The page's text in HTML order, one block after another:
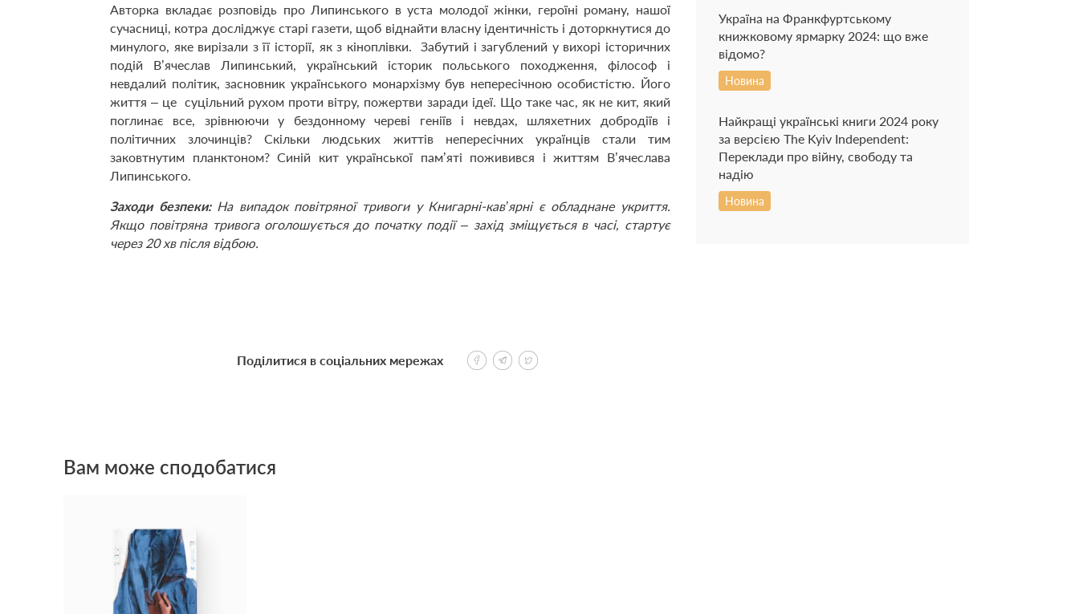
Авторка вкладає розповідь про Липинського в уста молодої жінки, героїні роману, нашої
сучасниці, котра досліджує старі газети, щоб віднайти власну ідентичність і доторкнутися до
минулого, яке вирізали з її історії, як з кіноплівки. Забутий і загублений у вихорі історичних
подій В’ячеслав Липинський, український історик польського походження, філософ і
невдалий політик, засновник українського монархізму був непересічною особистістю. Його
життя – це суцільний рухом проти вітру, пожертви заради ідеї. Що таке час, як не кит, який
поглинає все, зрівнюючи у бездонному череві геніїв і невдах, шляхетних добродіїв і
політичних злочинців? Скільки людських життів непересічних українців стали тим
заковтнутим планктоном? Синій кит української пам’яті поживився і життям В’ячеслава
Липинського.
Заходи безпеки: На випадок повітряної тривоги у Книгарні-кав’ярні є обладнане укриття.
Якщо повітряна тривога оголошується до початку події – захід зміщується в часі, стартує
через 20 хв після відбою.
Україна на Франкфуртському
книжковому ярмарку 2024: що вже
відомо?
Новина
Найкращі українські книги 2024 року
за версією The Kyiv Independent:
Переклади про війну, свободу та
надію
Новина
Поділитися в соціальних мережах
Вам може сподобатися